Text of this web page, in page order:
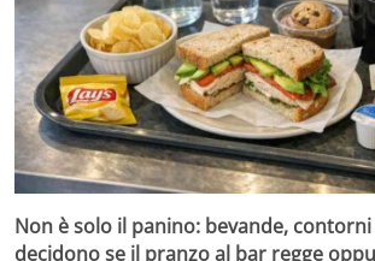
Non è solo il panino: bevande,
decidono se il pranzo al bar regge